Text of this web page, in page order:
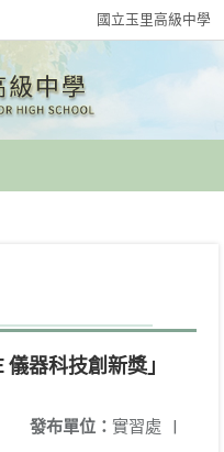
國立玉里高級中學
器科技創新獎」
發布單位： 實習處 |